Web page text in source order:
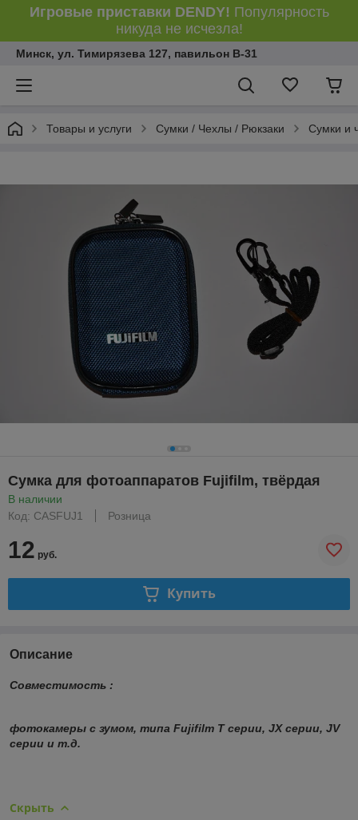
Игровые приставки DENDY! Популярность
никуда не исчезла!
Минск, ул. Тимирязева 127, павильон В-31
Товары и услуги Сумки / Чехлы / Рюкзаки Сумки и
Сумка для фотоаппаратов Fujifilm, твёрдая
В наличии
Код: CASFUJ1
Розница
12 руб.
Купить
Описание
Совместимость :
фотокамеры с зумом, типа Fujifilm T серии, JX серии, JV
серии и т.д.
Скрыть